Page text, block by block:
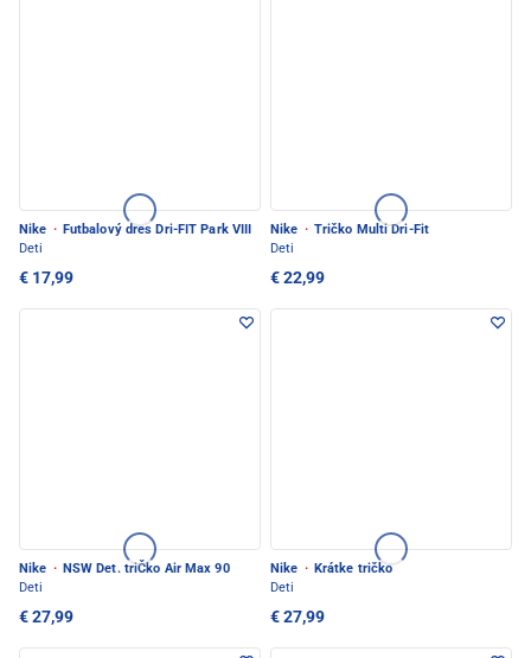
Nike · Futbalový dres Dri-FIT Park VIII
Deti
€ 17,99
Nike · Tričko Multi Dri-Fit
Deti
€ 22,99
Nike · NSW Det. triČko Air Max 90
Deti
€ 27,99
Nike · Krátke tričko
Deti
€ 27,99